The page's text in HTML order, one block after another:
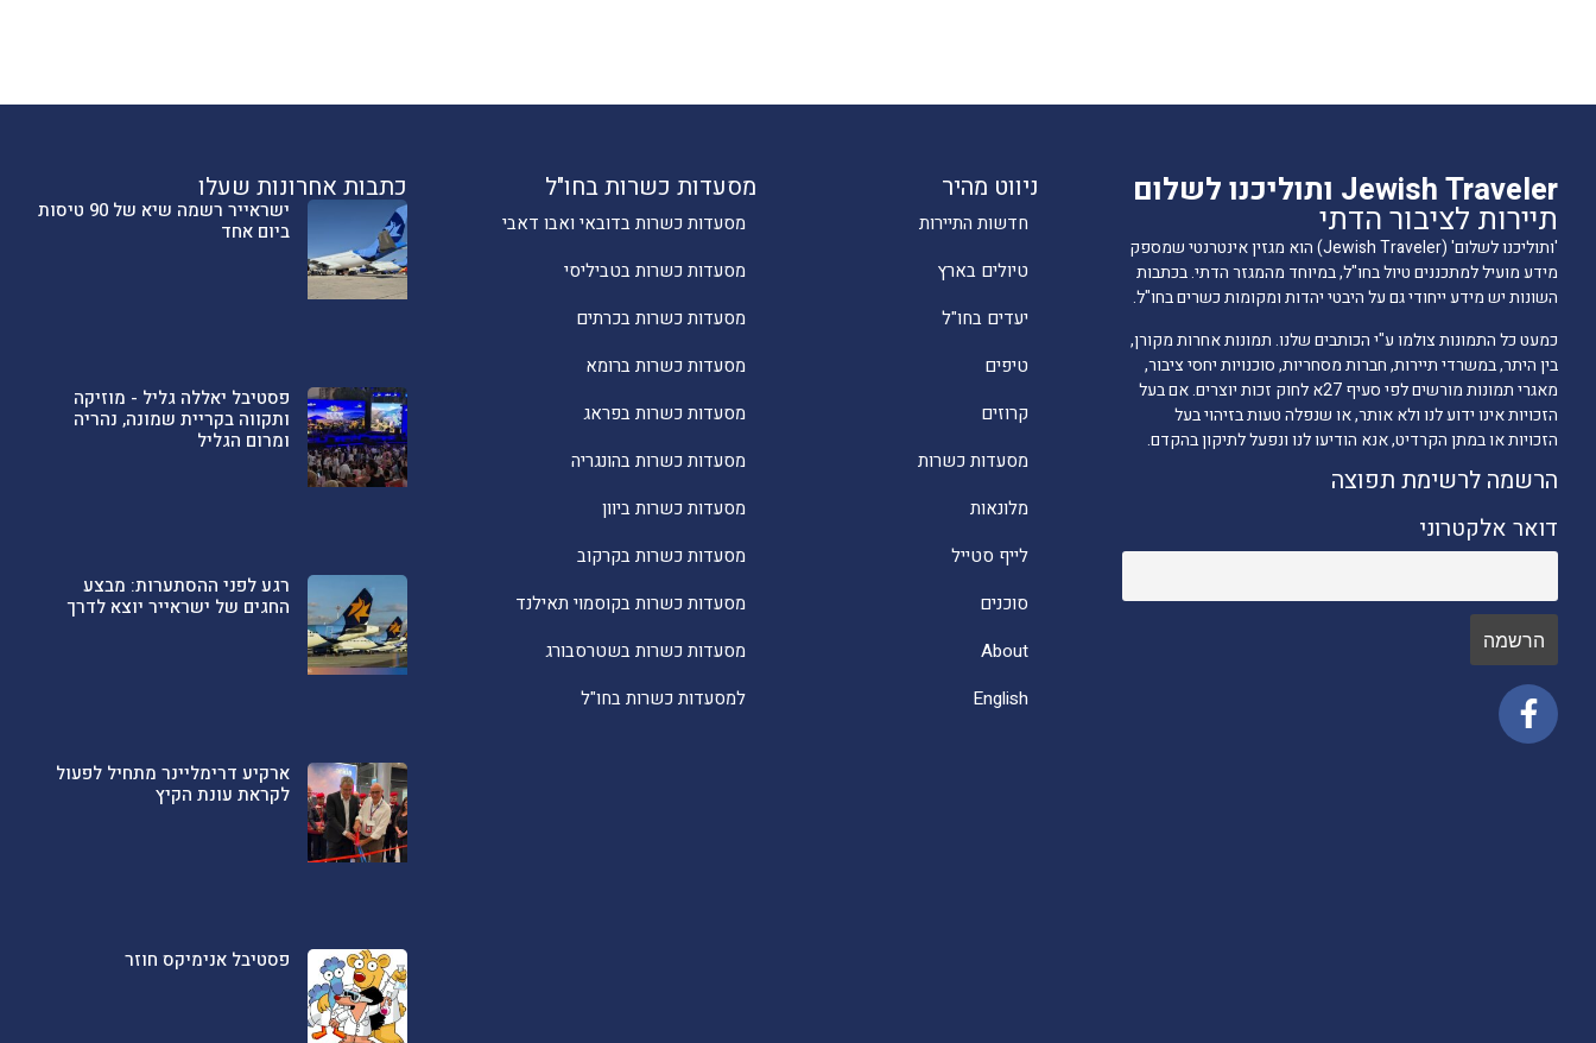
כתבות אחרונות שעלו
ישראייר רשמה שיא של 90 טיסות
ביום אחד
פסטיבל יאללה גליל - מוזיקה
ותקווה בקריית שמונה, נהריה
ומרום הגליל
רגע לפני ההסתערות: מבצע
החגים של ישראייר יוצא לדרך
ארקיע דרימליינר מתחיל לפעול
לקראת עונת הקיץ
פסטיבל אנימיקס חוזר
מסעדות כשרות בחו"ל
מסעדות כשרות בדובאי ואבו דאבי
מסעדות כשרות בטביליסי
מסעדות כשרות בכרתים
מסעדות כשרות ברומא
מסעדות כשרות בפראג
מסעדות כשרות בהונגריה
מסעדות כשרות ביוון
מסעדות כשרות בקרקוב
מסעדות כשרות בקוסמוי תאילנד
מסעדות כשרות בשטרסבורג
למסעדות כשרות בחו"ל
ניווט מהיר
חדשות התיירות
טיולים בארץ
יעדים בחו"ל
טיפים
קרוזים
מסעדות כשרות
מלונאות
לייף סטייל
סוכנים
About
English
Jewish Traveler ותוליכנו לשלום
תיירות לציבור הדתי
'ותוליכנו לשלום' (Jewish Traveler) הוא מגזין אינטרנטי שמספק
מידע מועיל למתכננים טיול בחו"ל, במיוחד מהמגזר הדתי. בכתבות
השונות יש מידע ייחודי גם על היבטי יהדות ומקומות כשרים בחו"ל.
כמעט כל התמונות צולמו ע"י הכותבים שלנו. תמונות אחרות מקורן,
בין היתר, במשרדי תיירות, חברות מסחריות, סוכנויות יחסי ציבור,
מאגרי תמונות מורשים לפי סעיף 27א לחוק זכות יוצרים. אם בעל
הזכויות אינו ידוע לנו ולא אותר, או שנפלה טעות בזיהוי בעל
הזכויות או במתן הקרדיט, אנא הודיעו לנו ונפעל לתיקון בהקדם.
הרשמה לרשימת תפוצה
דואר אלקטרוני